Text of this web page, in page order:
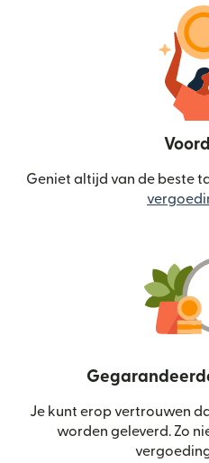
Geniet altijd van de beste
Je kunt erop vertrouwen
worden geleverd. Zo